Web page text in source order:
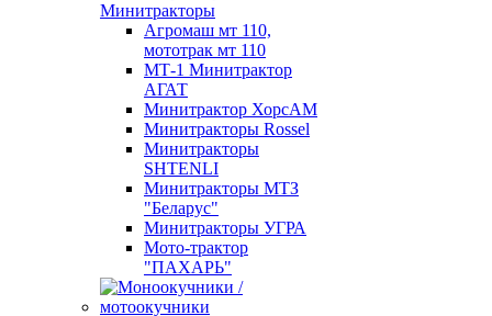
Минитракторы
Агромаш мт 110,
мототрак мт 110
МТ-1 Минитрактор
АГАТ
Минитрактор ХорсАМ
Минитракторы Rossel
Минитракторы
SHTENLI
Минитракторы МТЗ
"Беларус"
Минитракторы УГРА
Мото-трактор
"ПАХАРЬ"